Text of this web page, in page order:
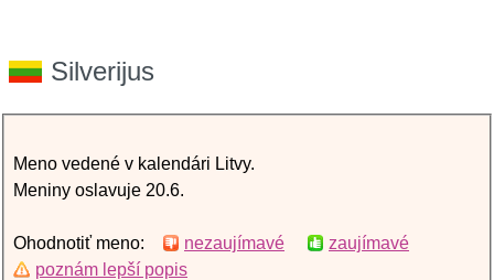
Silverijus
Meno vedené v kalendári Litvy.
Meniny oslavuje 20.6.
Ohodnotiť meno: nezaujímavé
zaujímavé
poznám lepší popis